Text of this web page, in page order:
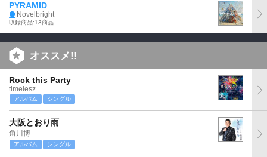
PYRAMID
Novelbright
収録商品:13商品
オススメ!!
Rock this Party
timelesz
アルバム シングル
大阪とおり雨
角川博
アルバム シングル